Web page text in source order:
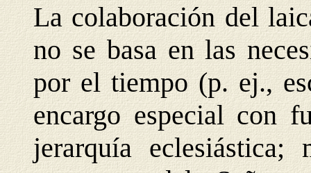
La colaboración del
no se basa en las
por el tiempo (p. ej.,
encargo especial con
jerarquía